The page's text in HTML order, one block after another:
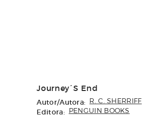
Journey´S End
Autor/Autora: R. C. SHERRIFF
Editora: PENGUIN BOOKS